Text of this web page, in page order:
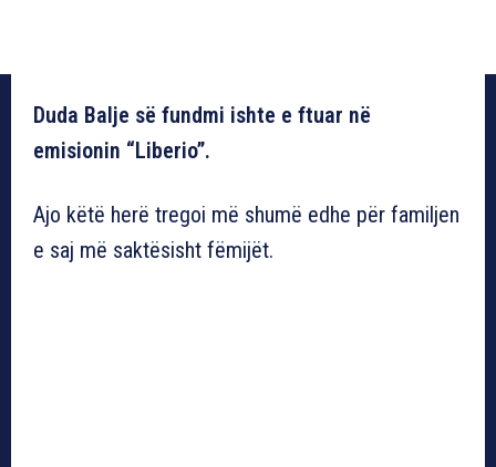
Duda Balje së fundmi ishte e ftuar në
emisionin “Liberio”.
Ajo këtë herë tregoi më shumë edhe për familjen
e saj më saktësisht fëmijët.